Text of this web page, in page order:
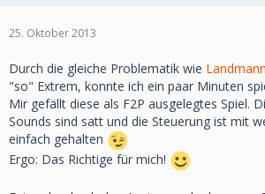
25. Oktober 2013
Durch die gleiche Problematik wie Landmann
"so" Extrem, konnte ich ein paar Minuten
Mir gefällt diese als F2P ausgelegtes Spiel.
Sounds sind satt und die Steuerung ist mit
einfach gehalten
Ergo: Das Richtige für mich!